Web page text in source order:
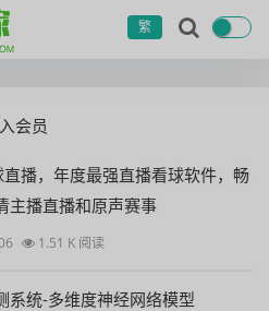
繁
会员
直播，年度最强直播看球软件，畅
主播直播和原声赛事
1.51 K 阅读
系统-多维度神经网络模型